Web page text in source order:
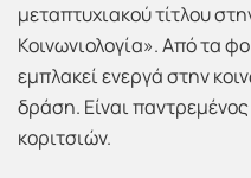
μεταπτυχιακού τίτλου
Κοινωνιολογία». Από τα
εμπλακεί ενεργά στην
δράση. Είναι
κοριτσιών.